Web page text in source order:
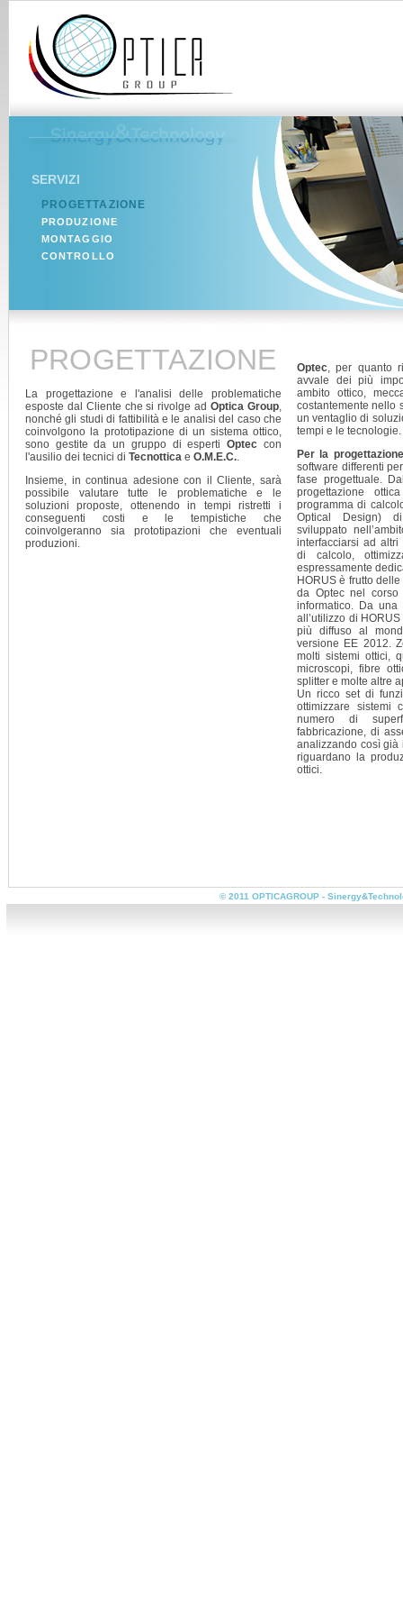
SERVIZI
PROGETTAZIONE
PRODUZIONE
MONTAGGIO
CONTROLLO
PROGETTAZIONE
La progettazione e l'analisi delle problematiche
esposte dal Cliente che si rivolge adOptica Group,
nonché gli studi di fattibilità e le analisi del caso che
coinvolgono la prototipazione di un sistema ottico,
sono gestite da un gruppo di espertiOptec con
l'ausilio dei tecnici di Tecnottica e O.M.E.C..
Insieme, in continua adesione con il Cliente, sarà
possibile valutare tutte le problematiche e le
soluzioni proposte, ottenendo in tempi ristretti i
conseguenti costi e le tempistiche che
coinvolgeranno sia prototipazioni che eventuali
produzioni.
Optec, per quanto
avvale dei più
ambito ottico,
costantemente nello
un ventaglio di
tempi e le tecnologie.
Per la
software differenti
fase progettuale.
progettazione
programma di
Optical Design)
sviluppato
interfacciarsi ad
di calcolo,
espressamente
HORUS è frutto
da Optec nel
informatico. Da una
all’utilizzo di
più diffuso al
versione EE 2012.
molti sistemi ottici,
microscopi, fibre
splitter e molte altre
Un ricco set di
ottimizzare sistemi
numero di
fabbricazione, di
analizzando così già
riguardano la
ottici.
© 2011 OPTICAGROUP -